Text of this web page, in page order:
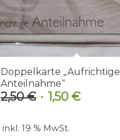
Doppelkarte „Aufrichtige
Anteilnahme“
2,50€ Ursprünglicher
war:
1,50€Aktueller
inkl. 19 % MwSt.